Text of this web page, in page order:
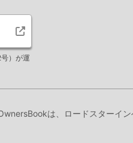
）が運
は、ロードスターイ